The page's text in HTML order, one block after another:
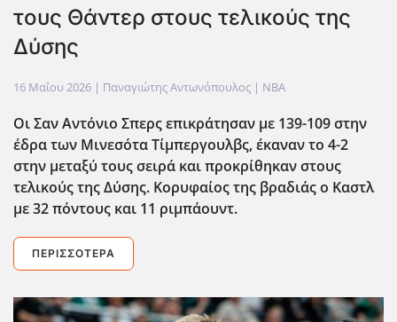
τους Θάντερ στους τελικούς της
Δύσης
16 Μαΐου 2026 | Παναγιώτης Αντωνόπουλος | NBA
Οι Σαν Αντόνιο Σπερς επικράτησαν με 139-109 στην
έδρα των Μινεσότα Τίμπεργουλβς, έκαναν το 4-2
στην μεταξύ τους σειρά και προκρίθηκαν στους
τελικούς της Δύσης. Κορυφαίος της βραδιάς ο Καστλ
με 32 πόντους και 11 ριμπάουντ.
ΠΕΡΙΣΣΌΤΕΡΑ